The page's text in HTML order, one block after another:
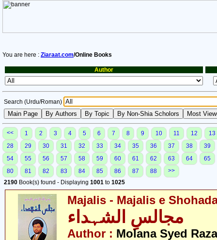
You are here : Ziaraat.com/Online Books
Author
Search (Urdu/Roman)
<< 1 2 3 4 5 6 7 8 9 10 11 12
13
28
29 30 31 32 33 34 35 36 37 38
39
54
55 56 57 58 59 60 61 62 63 64
65
80
81 82 83 84 85 86 87 88
>>
2190 Book(s) found - Displaying 1001 to 1025
Majalis - Majalis e
مجالسِ الشہداء
Author : Molana Syed